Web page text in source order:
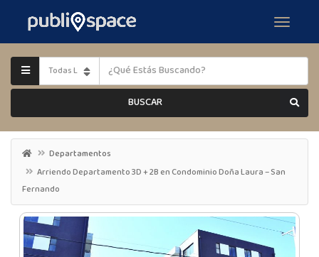
BUSCAR
Departamentos
Arriendo Departamento 3D + 2B en Condominio Doña Laura – San
Fernando